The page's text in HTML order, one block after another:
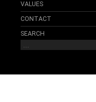
VALUES
CONTACT
SEARCH